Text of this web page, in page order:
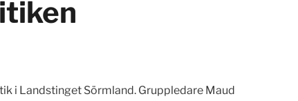
i Landstinget Sörmland. Gruppledare Maud